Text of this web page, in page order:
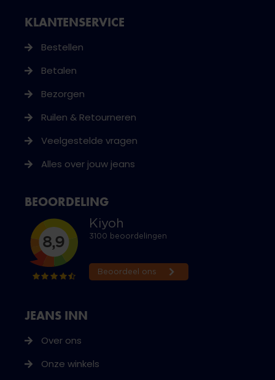
JEANS INN
Over ons
Onze winkels
KLANTENSERVICE
Bestellen
Betalen
Bezorgen
Ruilen & Retourneren
Veelgestelde vragen
Alles over jouw jeans
BEOORDELING